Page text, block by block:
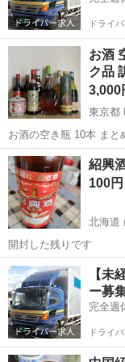
ドライ
お酒
ク品
3,000
東京都
お酒の空き瓶 10本 まとめ売りです。 こち
す。 必ず空き瓶･コレ
す。 ジャンク品につき
了承ください。
東京 昭島市 そ
紹興
100円
北海道
開封した残りです
北海道 函館市
【未
ー募
完全週
ドライ